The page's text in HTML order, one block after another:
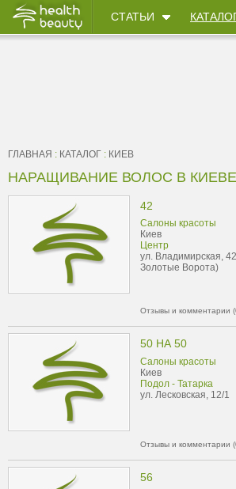
СТАТЬИ
ГЛАВНАЯ : КАТАЛОГ : КИЕВ
НАРАЩИВАНИЕ ВОЛОС В КИЕВЕ
42
Салоны красоты
Киев
Центр
ул. Владимирская,
Золотые Ворота)
Отзывы и комментарии
50 НА 50
Салоны красоты
Киев
Подол - Татарка
ул. Лесковская, 12/1
Отзывы и комментарии
56